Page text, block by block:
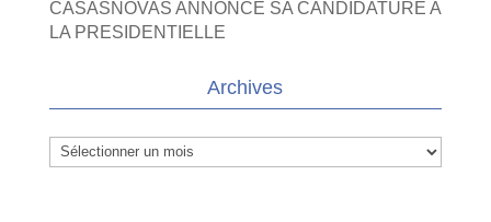
CASASNOVAS ANNONCE SA CANDIDATURE A
LA PRESIDENTIELLE
Archives
Archives